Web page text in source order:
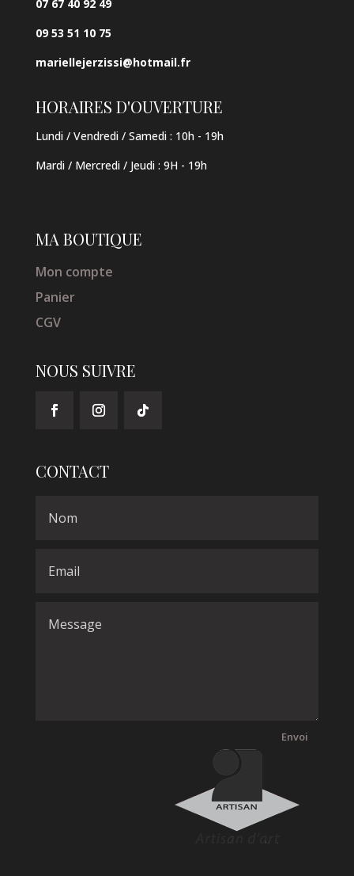
07 67 40 92 49
09 53 51 10 75
mariellejerzissi@hotmail.fr
HORAIRES D'OUVERTURE
Lundi / Vendredi / Samedi : 10h - 19h
Mardi / Mercredi / Jeudi : 9H - 19h
MA BOUTIQUE
Mon compte
Panier
CGV
NOUS SUIVRE
CONTACT
Envoi